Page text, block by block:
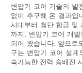
변압기 코어 기술의 발
없이 추구해 온 결과입
시대부터 첨단 합금 및
까지, 변압기 코어 개
되어 왔습니다. 앞으로
구는 변압기 코어 설계
속가능한 전력 송배전